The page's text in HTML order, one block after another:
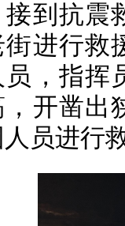
接到抗震
街进行救
员，指挥
，开凿出
员进行